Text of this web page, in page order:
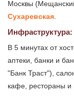
Москвы
Сухаревская.
Инфраструктура:
В 5 минутах от
аптеки, банки и
"Банк Траст"),
кафе, рестораны и